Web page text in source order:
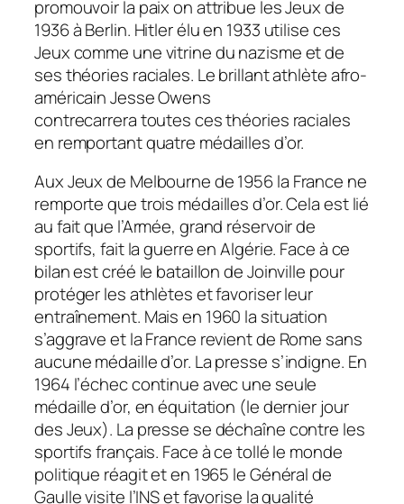
promouvoir la paix on attribue les Jeux de
1936 à Berlin. Hitler élu en 1933 utilise ces
Jeux comme une vitrine du nazisme et de
ses théories raciales. Le brillant athlète afro-
américain Jesse Owens
contrecarrera toutes ces théories raciales
en remportant quatre médailles d’or.
Aux Jeux de Melbourne de 1956 la France ne
remporte que trois médailles d’or. Cela est lié
au fait que l’Armée, grand réservoir de
sportifs, fait la guerre en Algérie. Face à ce
bilan est créé le bataillon de Joinville pour
protéger les athlètes et favoriser leur
entraînement. Mais en 1960 la situation
s’aggrave et la France revient de Rome sans
aucune médaille d’or. La presse s’indigne. En
1964 l’échec continue avec une seule
médaille d’or, en équitation (le dernier jour
des Jeux). La presse se déchaîne contre les
sportifs français. Face à ce tollé le monde
politique réagit et en 1965 le Général de
Gaulle visite l’INS et favorise la qualité